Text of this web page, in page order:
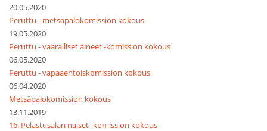
20.05.2020
Peruttu - metsäpalokomission kokous
19.05.2020
Peruttu - vaaralliset aineet -komission kokous
06.05.2020
Peruttu - vapaaehtoiskomission kokous
06.04.2020
Metsäpalokomission kokous
13.11.2019
16. Pelastusalan naiset -komission kokous